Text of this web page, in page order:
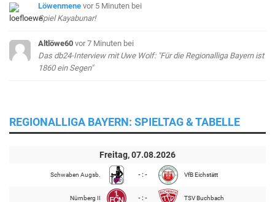
Löwenmene vor 5 Minuten bei
Spiel Kayabunar!
Altlöwe60 vor 7 Minuten bei
Das db24-Interview mit Uwe Wolf: "Für die Regionalliga Bayern ist
1860 ein Segen"
REGIONALLIGA BAYERN: SPIELTAG & TABELLE
Freitag, 07.08.2026
Schwaben Augsb. - : - VfB Eichstätt
Nürnberg II - : - TSV Buchbach